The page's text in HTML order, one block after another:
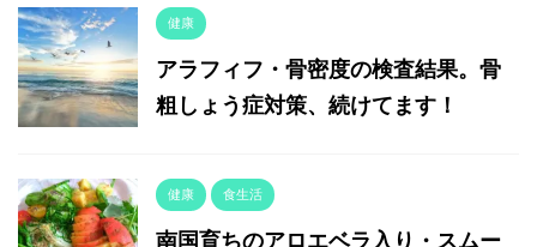
健康
アラフィフ・骨密度の検査結果。骨
粗しょう症対策、続けてます！
健康 食生活
南国育ちのアロエベラ入り・スムー